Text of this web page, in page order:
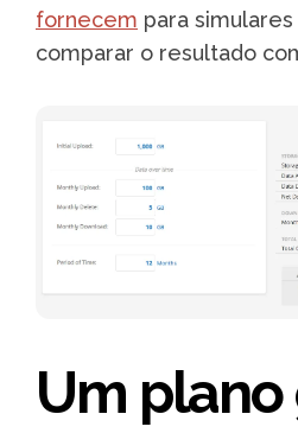
fornecem para
comparar o resultado
Um